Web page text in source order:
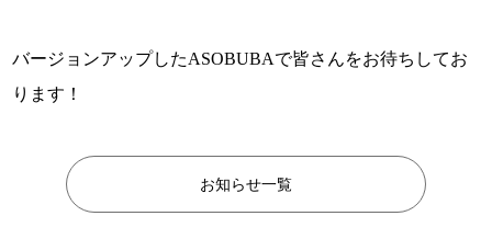
バージョンアップしたASOBUBAで皆さんをお待ちしてお
ります！
お知らせ一覧